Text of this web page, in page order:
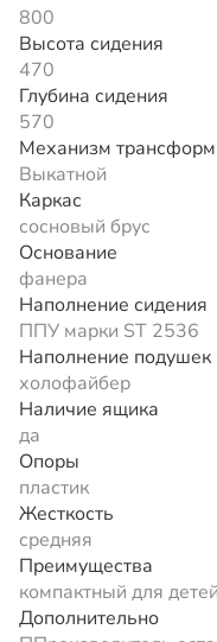
800
Высота сидения
470
Глубина сидения
570
Механизм
Выкатной
Каркас
сосновый брус
Основание
фанера
Наполнение сидения
ППУ марки ST 2536
Наполнение подушек
холофайбер
Наличие ящика
да
Опоры
пластик
Жесткость
средняя
Преимущества
компактный для
Дополнительно